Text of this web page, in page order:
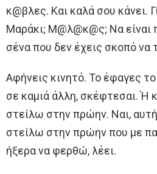
κ@βλες. Και καλά σου κάνει.
Μαράκι; Μ@λ@κ@ς; Να είναι
σένα που δεν έχεις σκοπό να
Αφήνεις κινητό. Το έφαγες
σε καμιά άλλη, σκέφτεσαι. Ή
στείλω στην πρώην. Ναι, αυτή
στείλω στην πρώην που με
ήξερα να φερθώ, λέει.